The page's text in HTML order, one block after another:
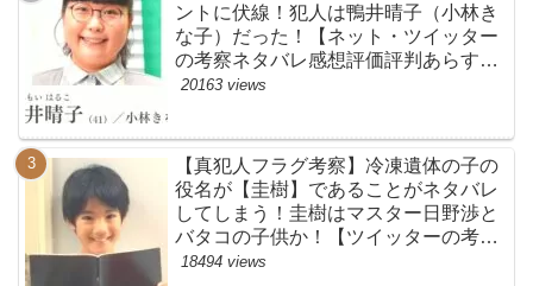
ントに伏線！犯人は鴨井晴子（小林き
な子）だった！【ネット・ツイッター
の考察ネタバレ感想評価評判あらすじ
原作犯人キャスト黒幕伏線まとめ・鴨
20163 views
【真犯人フラグ考察】冷凍遺体の子の
役名が【圭樹】であることがネタバレ
してしまう！圭樹はマスター日野渉と
バタコの子供か！【ツイッターの考察
ネタバレ感想評価評判あらすじ原作犯
18494 views